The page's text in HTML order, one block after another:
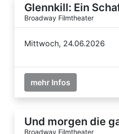
Glennkill: Ein
Broadway Filmtheater
Mittwoch, 24.06.2026
mehr Infos
Und morgen die
Broadway Filmtheater